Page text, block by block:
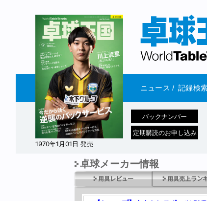
ニュース / 記録検
1970年1月01日 発売
バックナンバー
定期購読のお申し込み
卓球メーカー情報